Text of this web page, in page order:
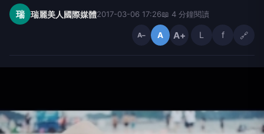
瑞 瑞麗美人國際媒體2017-03-06 17:26📖 4 分鐘閱讀
A− A A+ L f 🔗